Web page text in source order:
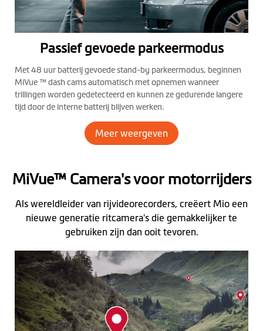
Passief gevoede parkeermodus
Met 48 uur batterij gevoede stand-by parkeermodus, beginnen
MiVue ™ dash cams automatisch met opnemen wanneer
trillingen worden gedetecteerd en kunnen ze gedurende langere
tijd door de interne batterij blijven werken.
Meer weergeven
MiVue™ Camera's voor motorrijders
Als wereldleider van rijvideorecorders, creëert Mio een
nieuwe generatie ritcamera's die gemakkelijker te
gebruiken zijn dan ooit tevoren.